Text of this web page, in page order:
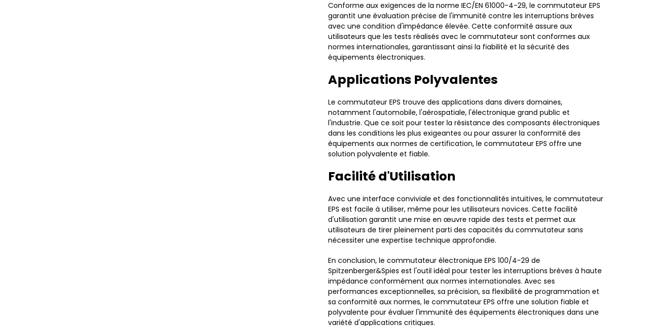
Conforme aux exigences de la norme IEC/EN 61000-4-29, le commutateur EPS
garantit une évaluation précise de l'immunité contre les interruptions brèves
avec une condition d'impédance élevée. Cette conformité assure aux
utilisateurs que les tests réalisés avec le commutateur sont conformes aux
normes internationales, garantissant ainsi la fiabilité et la sécurité des
équipements électroniques.
Applications Polyvalentes
Le commutateur EPS trouve des applications dans divers domaines,
notamment l'automobile, l'aérospatiale, l'électronique grand public et
l'industrie. Que ce soit pour tester la résistance des composants électroniques
dans les conditions les plus exigeantes ou pour assurer la conformité des
équipements aux normes de certification, le commutateur EPS offre une
solution polyvalente et fiable.
Facilité d'Utilisation
Avec une interface conviviale et des fonctionnalités intuitives, le commutateur
EPS est facile à utiliser, même pour les utilisateurs novices. Cette facilité
d'utilisation garantit une mise en œuvre rapide des tests et permet aux
utilisateurs de tirer pleinement parti des capacités du commutateur sans
nécessiter une expertise technique approfondie.
En conclusion, le commutateur électronique EPS 100/4-29 de
Spitzenberger&Spies est l'outil idéal pour tester les interruptions brèves à haute
impédance conformément aux normes internationales. Avec ses
performances exceptionnelles, sa précision, sa flexibilité de programmation et
sa conformité aux normes, le commutateur EPS offre une solution fiable et
polyvalente pour évaluer l'immunité des équipements électroniques dans une
variété d'applications critiques.